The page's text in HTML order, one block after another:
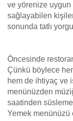
ve yörenize uygun
sağlayabilen
sonunda tatlı
Öncesinde
Çünkü böylece
hem de ihtiyaç ve
menünüzden
saatinden
Yemek menünüzü